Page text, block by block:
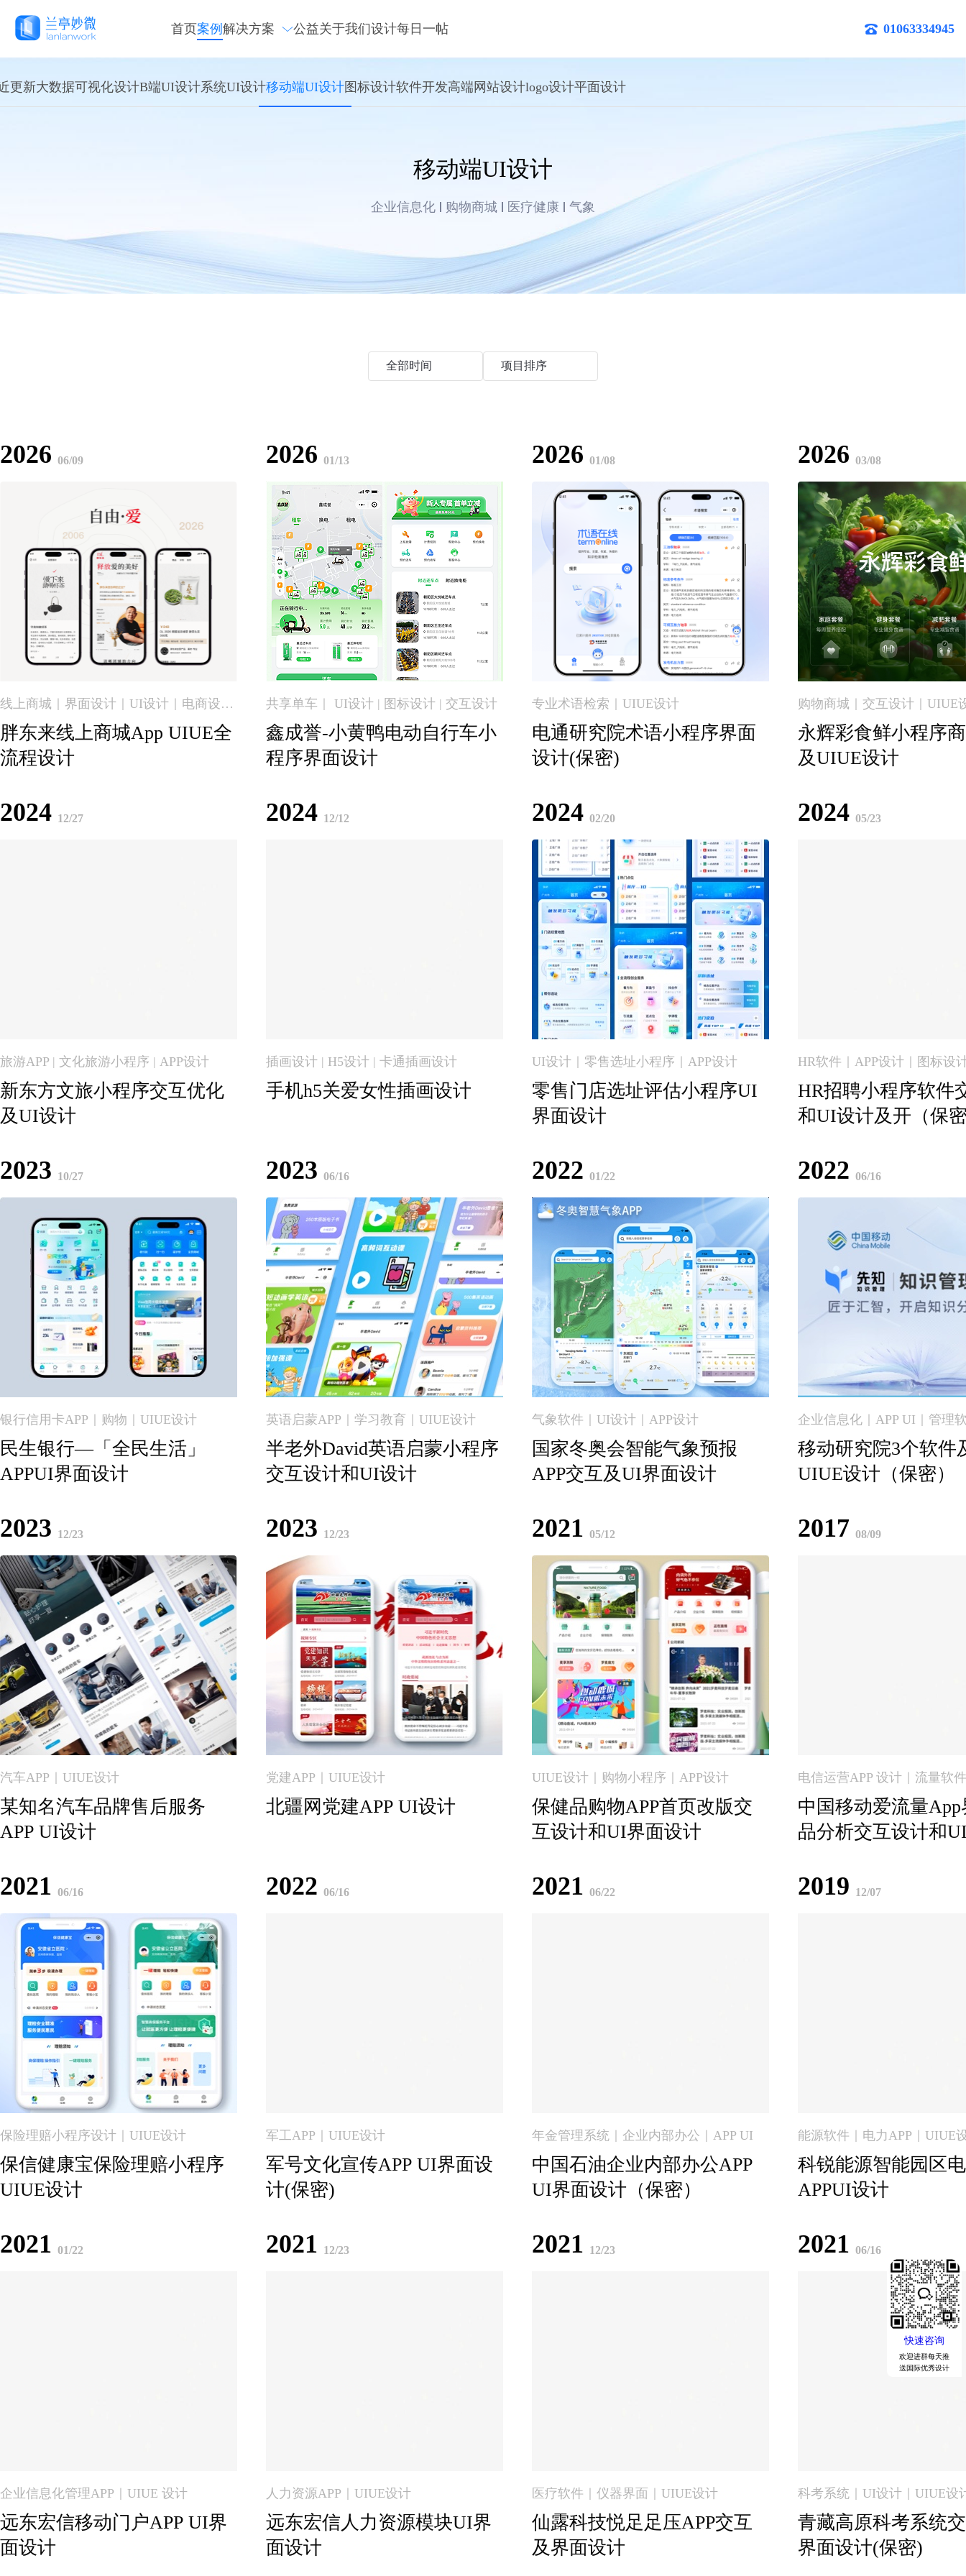
首页案例 解决方案 公益关于我们设计每日一帖 01063334945
更新大数据可视化设计B端UI设计系统UI设计移动端UI设计图标设计软件开发高端网站设计logo设计平面设计
移动端UI设计
企业信息化 购物商城 医疗健康 气象
全部时间 项目排序
2026 06/09
线上商城｜界面设计｜UI设计｜电商设…
胖东来线上商城App UIUE全
流程设计
2026 01/13
共享单车｜ UI设计 | 图标设计 | 交互设计
鑫成誉-小黄鸭电动自行车小
程序界面设计
2026 01/08
专业术语检索｜UIUE设计
电通研究院术语小程序界面
设计(保密)
2026 03/08
购物商城｜交互设计｜UIUE
永辉彩食鲜小程序
及UIUE设计
2024 12/27
旅游APP | 文化旅游小程序 | APP设计
新东方文旅小程序交互优化
及UI设计
2024 12/12
插画设计 | H5设计 | 卡通插画设计
手机h5关爱女性插画设计
2024 02/20
UI设计｜零售选址小程序｜APP设计
零售门店选址评估小程序UI
界面设计
2024 05/23
HR软件｜APP设计｜图标设
HR招聘小程序软件
和UI设计及开（保
2023 10/27
银行信用卡APP｜购物｜UIUE设计
民生银行—「全民生活」
APPUI界面设计
2023 06/16
英语启蒙APP｜学习教育｜UIUE设计
半老外David英语启蒙小程序
交互设计和UI设计
2022 01/22
气象软件｜UI设计｜APP设计
国家冬奥会智能气象预报
APP交互及UI界面设计
2022 06/16
企业信息化｜APP UI｜管理
移动研究院3个软件
UIUE设计（保密）
2023 12/23
汽车APP｜UIUE设计
某知名汽车品牌售后服务
APP UI设计
2023 12/23
党建APP｜UIUE设计
北疆网党建APP UI设计
2021 05/12
UIUE设计｜购物小程序｜APP设计
保健品购物APP首页改版交
互设计和UI界面设计
2017 08/09
中国移动爱流量
品分析交互设计和
2021 06/16
保险理赔小程序设计｜UIUE设计
保信健康宝保险理赔小程序
UIUE设计
2022 06/16
军工APP｜UIUE设计
军号文化宣传APP UI界面设
计(保密)
2021 06/22
年金管理系统｜企业内部办公｜APP UI
中国石油企业内部办公APP
UI界面设计（保密）
2019 12/07
能源软件｜电力APP｜UIUE
科锐能源智能园区
APPUI设计
2021 01/22
企业信息化管理APP｜UIUE 设计
远东宏信移动门户APP UI界
面设计
2021 12/23
人力资源APP｜UIUE设计
远东宏信人力资源模块UI界
面设计
2021 12/23
医疗软件｜仪器界面｜UIUE设计
仙露科技悦足足压APP交互
及界面设计
2021 06/16
科考系统｜UI设计｜UIUE设
青藏高原科考系统
界面设计(保密)
快速咨询
欢迎进群每天推
送国际优秀设计